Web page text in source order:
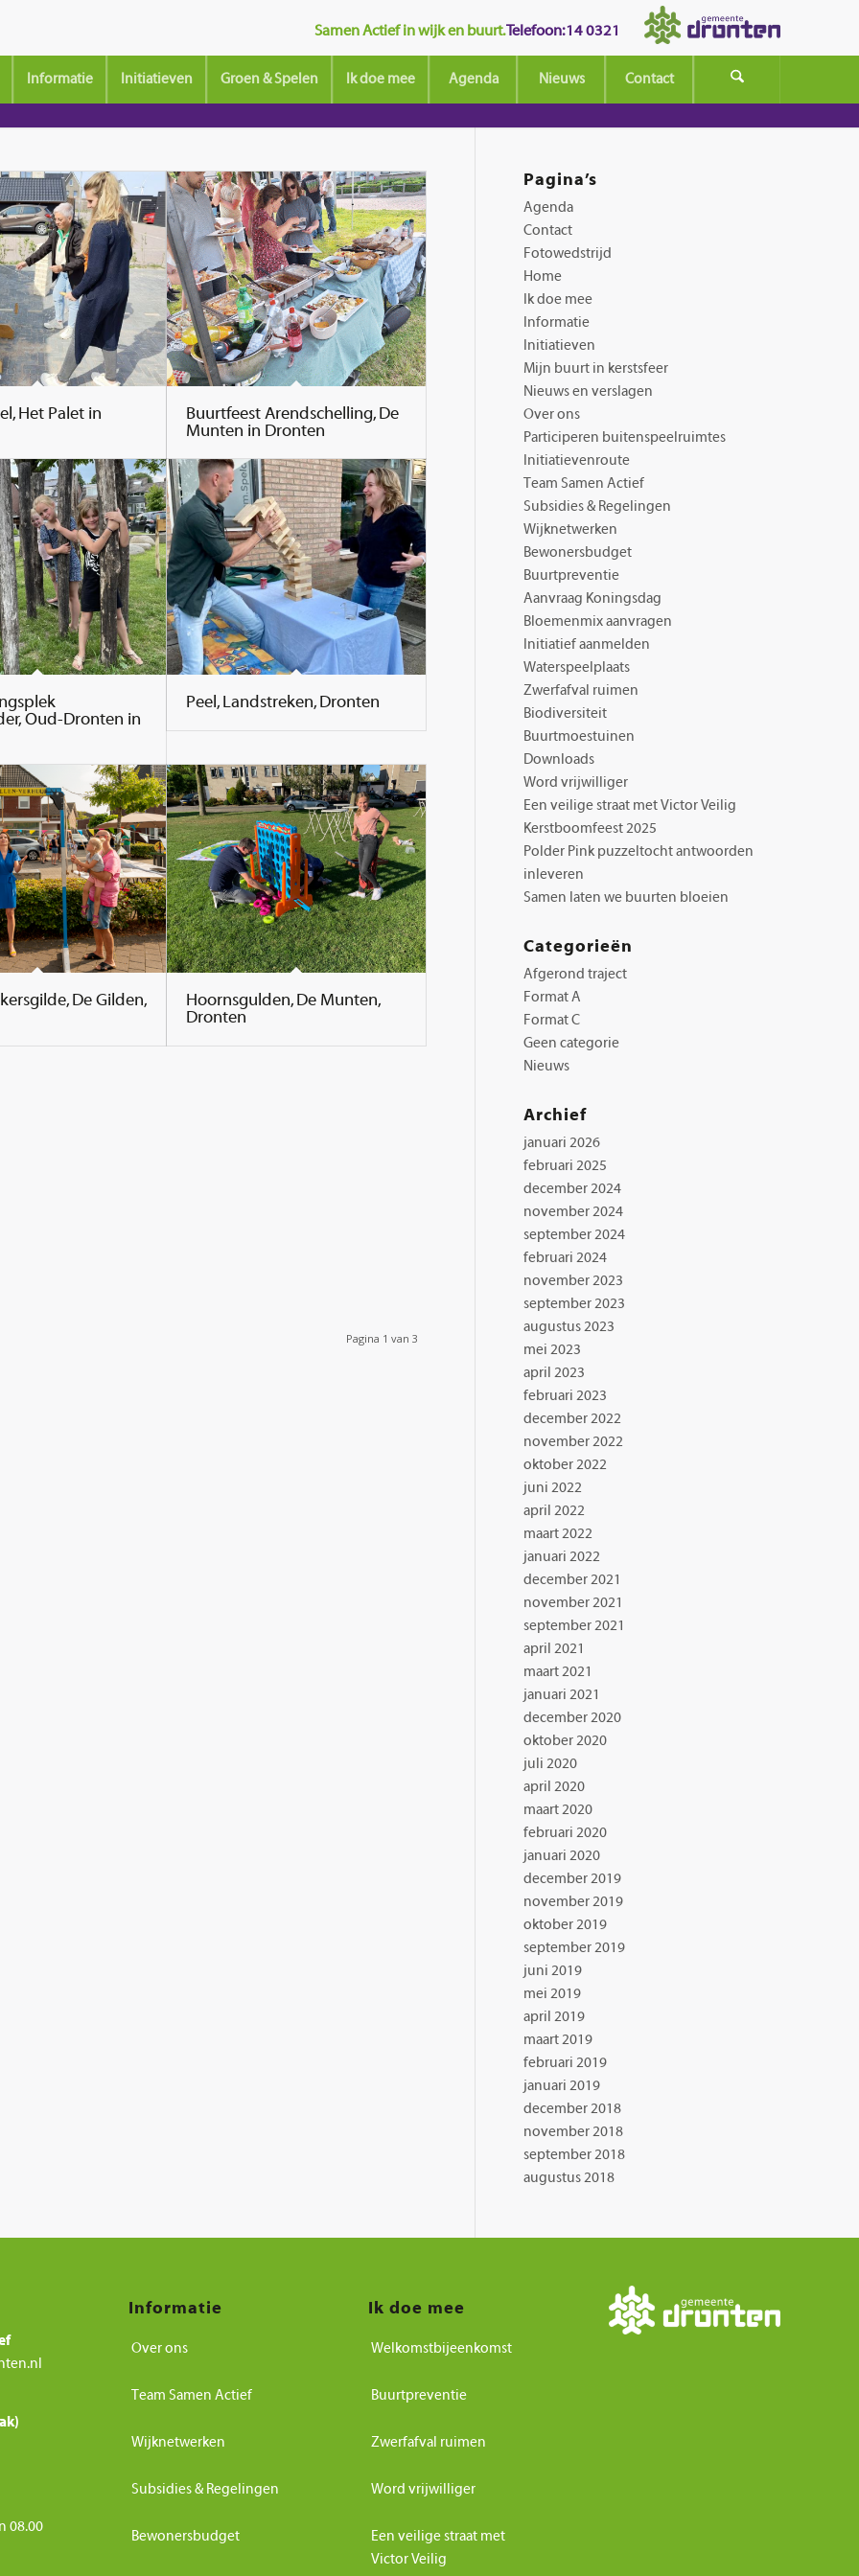
Samen Actief in wijk en buurt.Telefoon: 14 0321
Informatie Initiatieven Groen & Spelen Ik doe mee Agenda Nieuws Contact
Het Palet in
Buurtfeest Arendschelling, De
Munten in Dronten
Oud-Dronten in
Peel, Landstreken, Dronten
De Gilden,
Hoornsgulden, De Munten,
Dronten
Pagina 1 van 3
Pagina’s
Agenda
Contact
Fotowedstrijd
Home
Ik doe mee
Informatie
Initiatieven
Mijn buurt in kerstsfeer
Nieuws en verslagen
Over ons
Participeren buitenspeelruimtes
Initiatievenroute
Team Samen Actief
Subsidies & Regelingen
Wijknetwerken
Bewonersbudget
Buurtpreventie
Aanvraag Koningsdag
Bloemenmix aanvragen
Initiatief aanmelden
Waterspeelplaats
Zwerfafval ruimen
Biodiversiteit
Buurtmoestuinen
Downloads
Word vrijwilliger
Een veilige straat met Victor Veilig
Kerstboomfeest 2025
Polder Pink puzzeltocht antwoorden
inleveren
Samen laten we buurten bloeien
Categorieën
Afgerond traject
Format A
Format C
Geen categorie
Nieuws
Archief
januari 2026
februari 2025
december 2024
november 2024
september 2024
februari 2024
november 2023
september 2023
augustus 2023
mei 2023
april 2023
februari 2023
december 2022
november 2022
oktober 2022
juni 2022
april 2022
maart 2022
januari 2022
december 2021
november 2021
september 2021
april 2021
maart 2021
januari 2021
december 2020
oktober 2020
juli 2020
april 2020
maart 2020
februari 2020
januari 2020
december 2019
november 2019
oktober 2019
september 2019
juni 2019
mei 2019
april 2019
maart 2019
februari 2019
januari 2019
december 2018
november 2018
september 2018
augustus 2018
08.00
Informatie
Over ons
Team Samen Actief
Wijknetwerken
Subsidies & Regelingen
Bewonersbudget
Ik doe mee
Welkomstbijeenkomst
Buurtpreventie
Zwerfafval ruimen
Word vrijwilliger
Een veilige straat met
Victor Veilig